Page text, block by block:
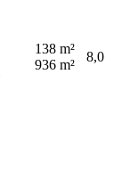
138 m²
936 m²
8,0